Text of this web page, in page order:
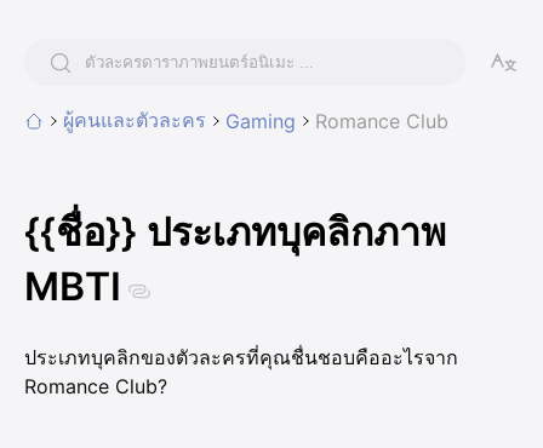
ผู้คนและตัวละคร Gaming Romance Club
{{ชื่อ}} ประเภทบุคลิกภาพ
MBTI
ประเภทบุคลิกของตัวละครที่คุณชื่นชอบคืออะไรจาก
Romance Club?